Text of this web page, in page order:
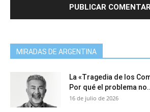
MIRADAS DE ARGENTINA
La «Tragedia de los
Por qué el problema
16 de julio de 2026